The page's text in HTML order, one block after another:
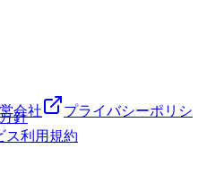
スポーツドリンクなどでこま
ことも重要です！！疲れの
れにもつながります。普段の
溜まる前のケアで身体の柔軟
定オプション：爽快ヘッド
や頭をタオルの上からほぐ
（アロマの香り付き）で頭皮
ロマはリモーネ（柑橘系）.
安として、1ℓの水に対して1
、長時間のスポーツなどで
ーを補給するために砂糖など
が良くなる上に、疲労回復に
。 手早く塩分・糖分を一緒
などによる水分補給もおすす
入った飲み物は利尿作用が強
・塩分補給にオススメ！スポ
トゼリー飲料塩こんぶ熱中症
有効期限にご注意を！！ チ
、ご来店お待ちしております
認下さい。※リラクpayの有
期限を切れるとチャージが
さい。サマーチャージキャン
⭐【条件】期間内のチャー
期限にご注意を！！ チャー
来店お待ちしております
針
ス利用規約
会社
プライバシーポリシ